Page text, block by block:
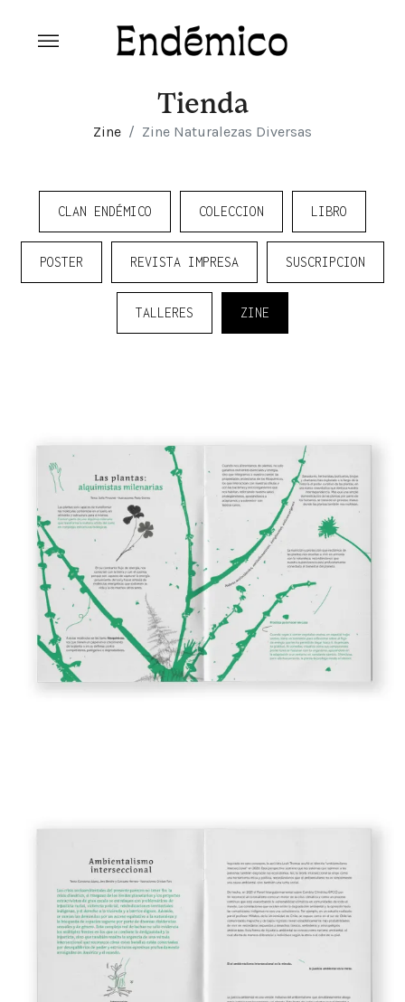
content
ambientalTienda
Zine Zine Naturalezas Diversas
CLAN ENDÉMICO COLECCION LIBRO
POSTER REVISTA IMPRESA SUSCRIPCION
TALLERES ZINE
Explora la cultura creativa en torno al movimiento